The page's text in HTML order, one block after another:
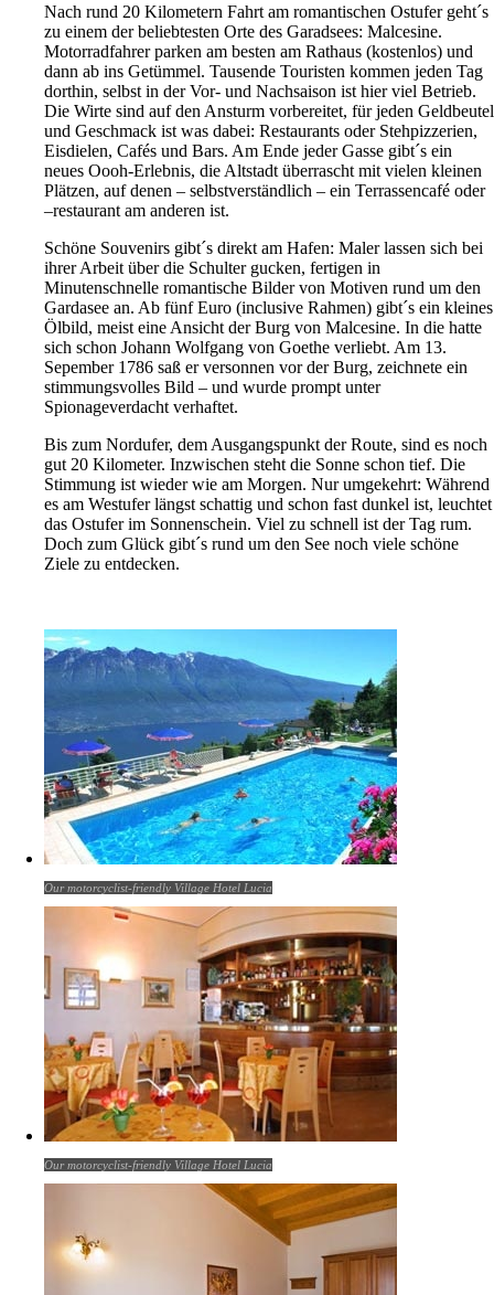
Nach rund 20 Kilometern Fahrt am romantischen Ostufer geht´s
zu einem der beliebtesten Orte des Garadsees: Malcesine.
Motorradfahrer parken am besten am Rathaus (kostenlos) und
dann ab ins Getümmel. Tausende Touristen kommen jeden Tag
dorthin, selbst in der Vor- und Nachsaison ist hier viel Betrieb.
Die Wirte sind auf den Ansturm vorbereitet, für jeden Geldbeutel
und Geschmack ist was dabei: Restaurants oder Stehpizzerien,
Eisdielen, Cafés und Bars. Am Ende jeder Gasse gibt´s ein
neues Oooh-Erlebnis, die Altstadt überrascht mit vielen kleinen
Plätzen, auf denen – selbstverständlich – ein Terrassencafé oder
–restaurant am anderen ist.
Schöne Souvenirs gibt´s direkt am Hafen: Maler lassen sich bei
ihrer Arbeit über die Schulter gucken, fertigen in
Minutenschnelle romantische Bilder von Motiven rund um den
Gardasee an. Ab fünf Euro (inclusive Rahmen) gibt´s ein kleines
Ölbild, meist eine Ansicht der Burg von Malcesine. In die hatte
sich schon Johann Wolfgang von Goethe verliebt. Am 13.
Sepember 1786 saß er versonnen vor der Burg, zeichnete ein
stimmungsvolles Bild – und wurde prompt unter
Spionageverdacht verhaftet.
Bis zum Nordufer, dem Ausgangspunkt der Route, sind es noch
gut 20 Kilometer. Inzwischen steht die Sonne schon tief. Die
Stimmung ist wieder wie am Morgen. Nur umgekehrt: Während
es am Westufer längst schattig und schon fast dunkel ist, leuchtet
das Ostufer im Sonnenschein. Viel zu schnell ist der Tag rum.
Doch zum Glück gibt´s rund um den See noch viele schöne
Ziele zu entdecken.
Our motorcyclist-friendly Village Hotel Lucia
Our motorcyclist-friendly Village Hotel Lucia